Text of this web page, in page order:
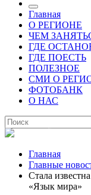
Главная
О РЕГИОНЕ
ЧЕМ
ГДЕ
ГДЕ ПОЕСТЬ
ПОЛЕЗНОЕ
СМИ О
ФОТОБАНК
О НАС
Главная
Главные
Стала
«Язык мира»